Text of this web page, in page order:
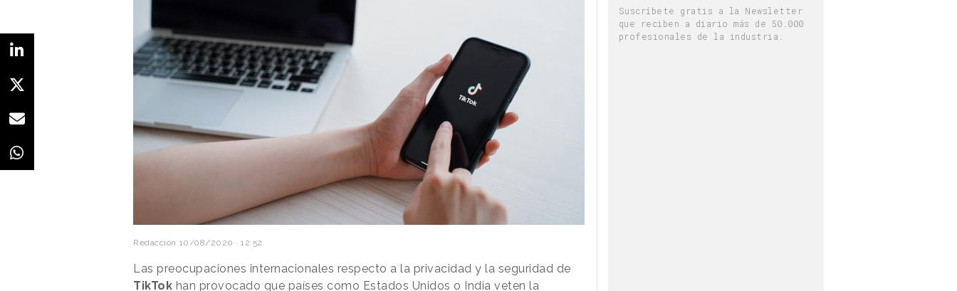
Redacción 10/08/2020 · 12:52
Las preocupaciones internacionales respecto a la privacidad y la seguridad de
TikTok han provocado que países como Estados Unidos o India veten la
Suscríbete gratis a la Newsletter
que reciben a diario más de 50.000
profesionales de la industria.